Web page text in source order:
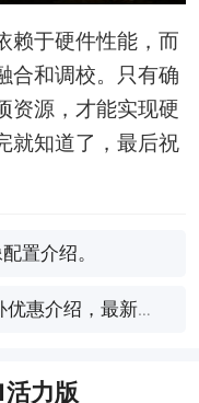
赖于硬件性能，而
合和调校。只有确
资源，才能实现硬
就知道了，最后祝
置介绍。
优惠介绍，最新
活力版